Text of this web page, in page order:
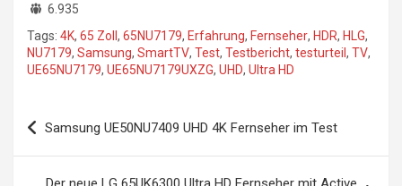
6.935
Tags: 4K, 65 Zoll , 65NU7179, Erfahrung, Fernseher, HDR, HLG,
NU7179, Samsung, SmartTV, Test, Testbericht, testurteil , TV,
UE65NU7179, UE65NU7179UXZG, UHD, Ultra HD
Beitragsnavigation
Samsung UE50NU7409 UHD 4K Fernseher im Test